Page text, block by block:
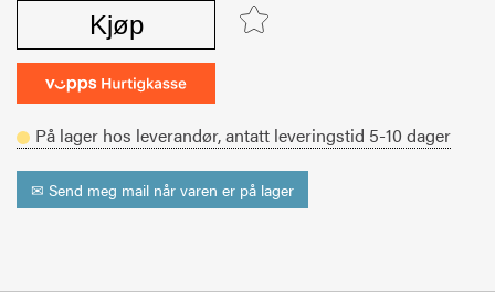
Kjøp
På lager hos leverandør,antatt leveringstid 5-10 dager
✉ Send meg mail når varen er på lager